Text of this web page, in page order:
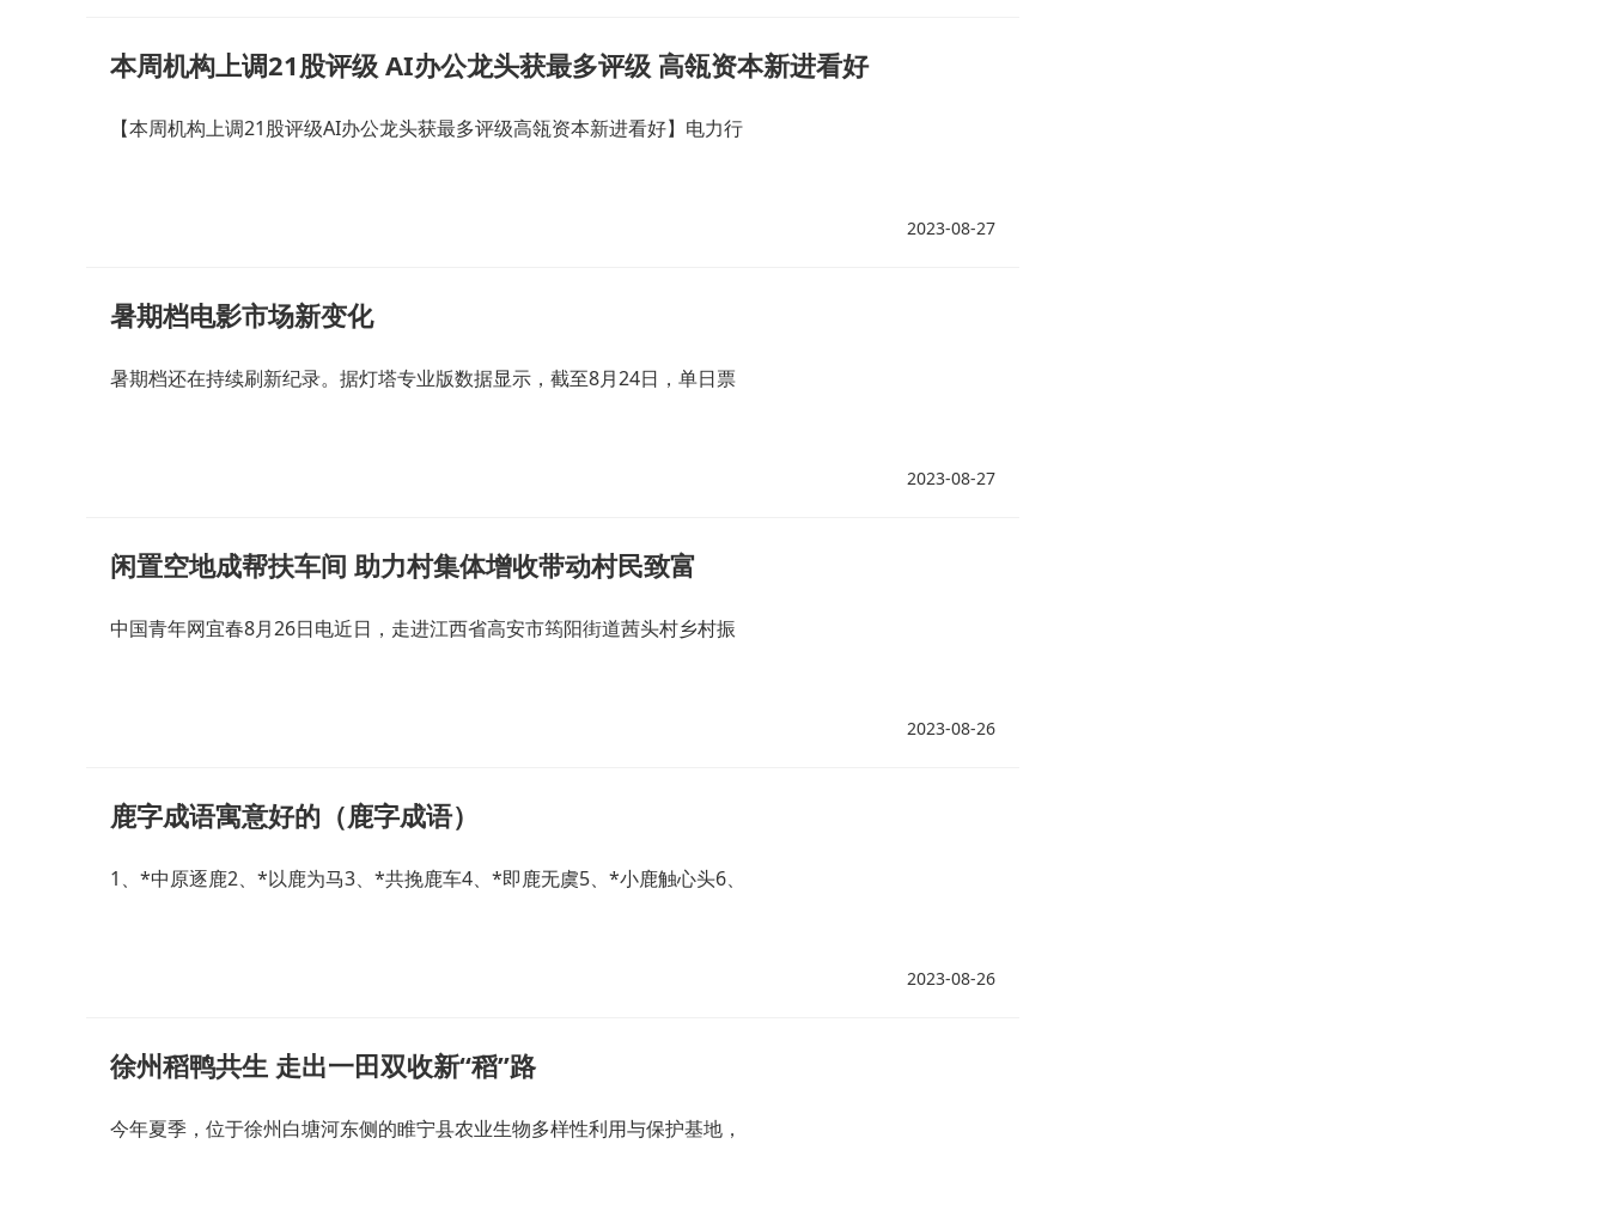
本周机构上调21股评级 AI办公龙头获最多评级 高瓴资本新进看好
【本周机构上调21股评级AI办公龙头获最多评级高瓴资本新进看好】电力行
2023-08-27
暑期档电影市场新变化
暑期档还在持续刷新纪录。据灯塔专业版数据显示，截至8月24日，单日票
2023-08-27
闲置空地成帮扶车间 助力村集体增收带动村民致富
中国青年网宜春8月26日电近日，走进江西省高安市筠阳街道茜头村乡村振
2023-08-26
鹿字成语寓意好的（鹿字成语）
1、*中原逐鹿2、*以鹿为马3、*共挽鹿车4、*即鹿无虞5、*小鹿触心头6、
2023-08-26
徐州稻鸭共生 走出一田双收新“稻”路
今年夏季，位于徐州白塘河东侧的睢宁县农业生物多样性利用与保护基地，